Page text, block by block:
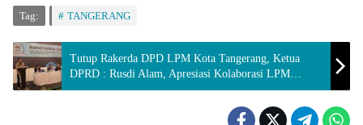
Tag: TANGERANG
Tutup Rakerda DPD LPM Kota Tangerang, Ketua
DPRD : Rusdi Alam, Apresiasi Kolaborasi LPM
Dalam Pembangunan Di Kota Tangerang